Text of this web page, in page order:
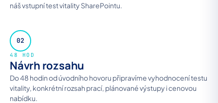
náš vstupní test vitality SharePointu.
02
48 HOD
Návrh rozsahu
Do 48 hodin od úvodního hovoru připravíme vyhodnocení testu
vitality, konkrétní rozsah prací, plánované výstupy i cenovou
nabídku.